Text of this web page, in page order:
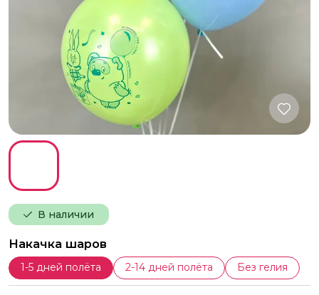
В наличии
Накачка шаров
1-5 дней полёта 2-14 дней полёта Без гелия